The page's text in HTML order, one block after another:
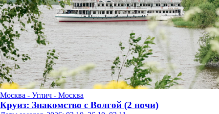
Москва - Углич - Москва
Круиз: Знакомство с Волгой (2 ночи)